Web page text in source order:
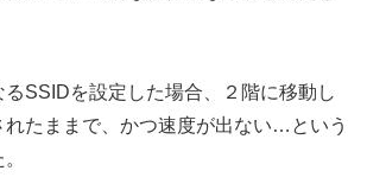
るSSIDを設定した場合、２階に移動し
れたままで、かつ速度が出ない…という